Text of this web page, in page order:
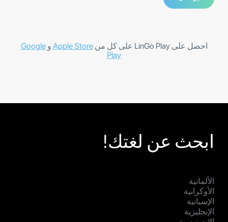
احصل على LinGo Play على كل من Apple Store وGoogle
Play
ابحث عن لغتك!
الألمانية
الأوكرانية
الإسبانية
الإنجليزية